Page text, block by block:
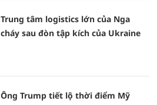
Trung tâm logistics lớn của Nga
cháy sau đòn tập kích của Ukraine
Ông Trump tiết lộ thời điểm Mỹ